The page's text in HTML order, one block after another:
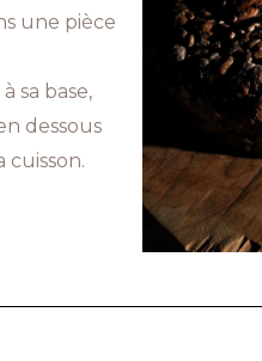
une pièce
sa base,
dessous
cuisson.